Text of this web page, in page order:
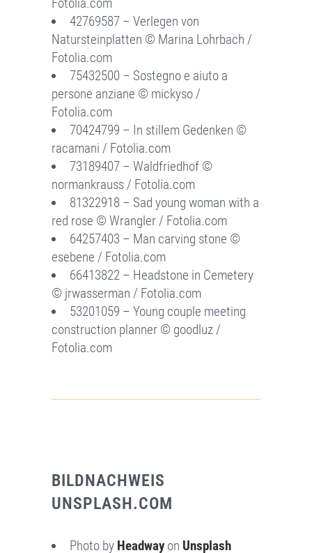
Fotolia.com
42769587 – Verlegen von
Natursteinplatten © Marina Lohrbach /
Fotolia.com
75432500 – Sostegno e aiuto a
persone anziane © mickyso /
Fotolia.com
70424799 – In stillem Gedenken ©
racamani / Fotolia.com
73189407 – Waldfriedhof ©
normankrauss / Fotolia.com
81322918 – Sad young woman with a
red rose © Wrangler / Fotolia.com
64257403 – Man carving stone ©
esebene / Fotolia.com
66413822 – Headstone in Cemetery
© jrwasserman / Fotolia.com
53201059 – Young couple meeting
construction planner © goodluz /
Fotolia.com
BILDNACHWEIS
UNSPLASH.COM
Photo by Headwayon Unsplash